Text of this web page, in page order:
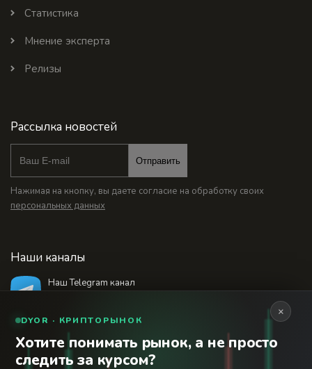
Статистика
Мнение эксперта
Релизы
Рассылка новостей
Отправить
Нажимая на кнопку, вы даете согласие на обработку своих
персональных данных
Наши каналы
Наш Telegram канал
18+
© 2026 Финансовый интернет-портал «Банки
Сегодня». Используя сайт BanksToday.net вы
×
DYOR · КРИПТОРЫНОК
Хотите понимать рынок, а не просто
следить за курсом?